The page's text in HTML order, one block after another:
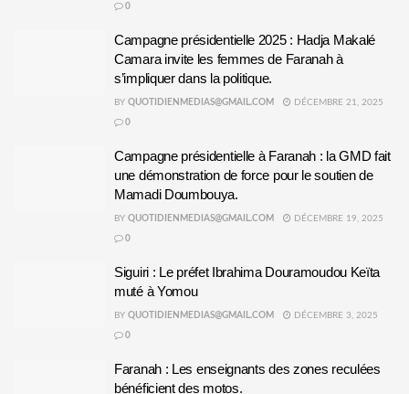
0
Campagne présidentielle 2025 : Hadja Makalé
Camara invite les femmes de Faranah à
s’impliquer dans la politique.
BY QUOTIDIENMEDIAS@GMAIL.COM DÉCEMBRE 21, 2025
0
Campagne présidentielle à Faranah : la GMD fait
une démonstration de force pour le soutien de
Mamadi Doumbouya.
BY QUOTIDIENMEDIAS@GMAIL.COM DÉCEMBRE 19, 2025
0
Siguiri : Le préfet Ibrahima Douramoudou Keïta
muté à Yomou
BY QUOTIDIENMEDIAS@GMAIL.COM DÉCEMBRE 3, 2025
0
Faranah : Les enseignants des zones reculées
bénéficient des motos.